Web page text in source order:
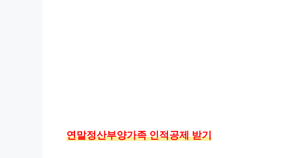
연말정산부양가족 인적공제 받기